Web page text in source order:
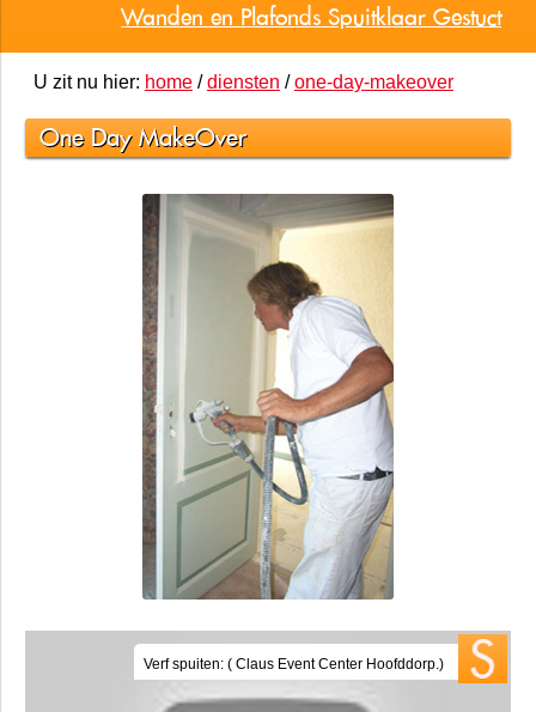
Wanden en Plafonds Spuitklaar Gestuct
U zit nu hier: home/diensten /one-day-makeover
One Day MakeOver
Verf spuiten: ( Claus Event Center Hoofddorp.)